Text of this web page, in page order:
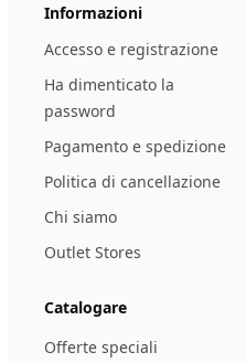
Informazioni
Accesso e registrazione
Ha dimenticato la
password
Pagamento e spedizione
Politica di cancellazione
Chi siamo
Outlet Stores
Catalogare
Offerte speciali